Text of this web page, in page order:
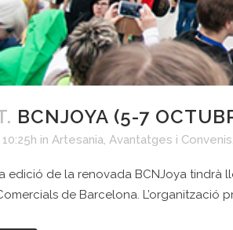
BCNJOYA (5-7
in Artesania, Avantatges i Convenis
edició de la renovada BCNJoya tindrà
de Barcelona. L’organització